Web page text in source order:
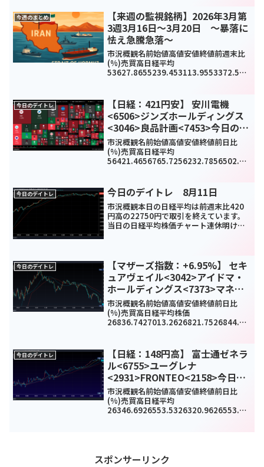
今週のまとめ
【来週の監視銘柄】2026年3月第
3週3月16日～3月20日 ～暴落に
怯え急騰急落～
市況概観名前始値高値安値終値前週末比
(%)売買高日経平均
53627.8655239.453113.9553372.53-
今日のデイトレ
【日経：421円安】 安川電機
<6506>ジンズホールディングス
<3046>良品計画<7453>今日のデ
イトレ4月13日
市況概観名前始値高値安値終値前日比
(%)売買高日経平均
56421.4656765.7256232.7856502.77
583707.083723.01-16.84(-0.45...
今日のデイトレ 今日のデイトレ 8月11日
市況概観本日の日経平均は前週末比420
円高の22750円で取引を終えています。
当日の日経平均株価チャート連休明けの
けてバリュー株が買...
今日のデイトレ
【マザーズ指数：+6.95%】 セキ
ュアヴェイル<3042>アイドマ・
ホールディングス<7373>マネッ
クスグループ<8698>今日のデイ
トレ3月1日
市況概観名前始値高値安値終値前日比
(%)売買高日経平均株価
26836.7427013.2626821.7526844.72
今日のデイトレ
【日経：148円高】 富士通ゼネラ
ル<6755>ユーグレナ
<2931>FRONTEO<2158>今日の
デイトレ1月20日
市況概観名前始値高値安値終値前日比
(%)売買高日経平均
26346.6926553.5326320.9626553.53
スポンサーリンク